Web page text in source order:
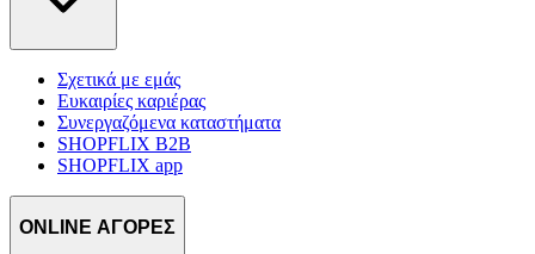
Σχετικά με εμάς
Ευκαιρίες καριέρας
Συνεργαζόμενα καταστήματα
SHOPFLIX B2B
SHOPFLIX app
ONLINE ΑΓΟΡΕΣ